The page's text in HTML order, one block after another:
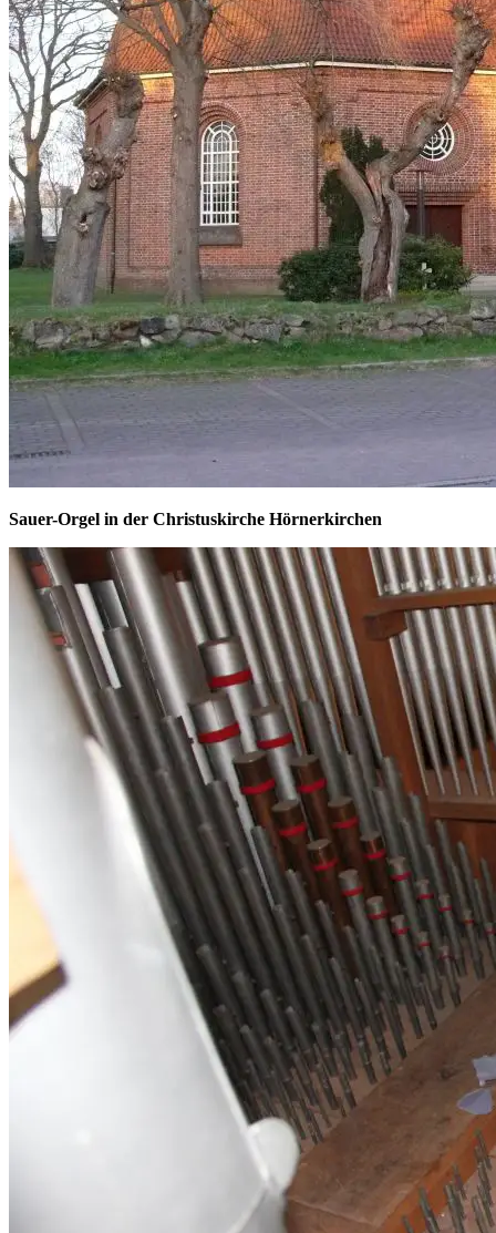
Sauer-Orgel in der Christuskirche Hörnerkirchen